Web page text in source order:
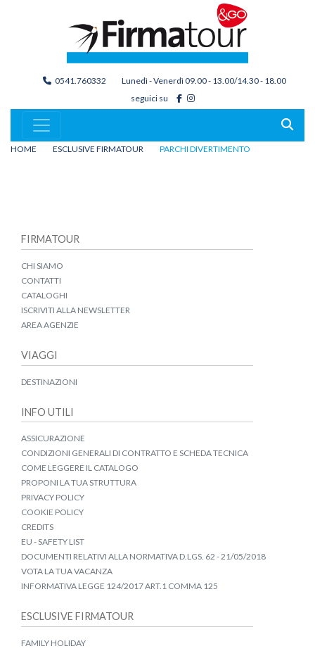
0541.760332
Lunedì - Venerdì 09.00 - 13.00/14.30 - 18.00
seguici su
HOME ESCLUSIVE FIRMATOUR PARCHI DIVERTIMENTO
FIRMATOUR
CHI SIAMO
CONTATTI
CATALOGHI
ISCRIVITI ALLA NEWSLETTER
AREA AGENZIE
VIAGGI
DESTINAZIONI
INFO UTILI
ASSICURAZIONE
CONDIZIONI GENERALI DI CONTRATTO E SCHEDA TECNICA
COME LEGGERE IL CATALOGO
PROPONI LA TUA STRUTTURA
PRIVACY POLICY
COOKIE POLICY
CREDITS
EU - SAFETY LIST
DOCUMENTI RELATIVI ALLA NORMATIVA D.LGS. 62 - 21/05/2018
VOTA LA TUA VACANZA
INFORMATIVA LEGGE 124/2017 ART.1 COMMA 125
ESCLUSIVE FIRMATOUR
FAMILY HOLIDAY